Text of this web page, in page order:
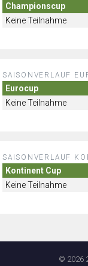
Championscup
Keine Teilnahme
SAISONVERLAUF
Eurocup
Keine Teilnahme
SAISONVERLAUF
Kontinent Cup
Keine Teilnahme
© 2026